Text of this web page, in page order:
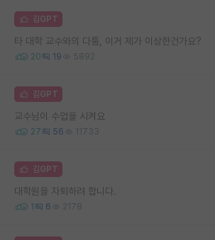
김GPT
타 대학 교수와의 다툼, 이거 제가 이상한건가요?
20 19 5892
김GPT
교수님이 수업을 시켜요
27 56 11733
김GPT
대학원을 자퇴하려 합니다.
1 6 2178